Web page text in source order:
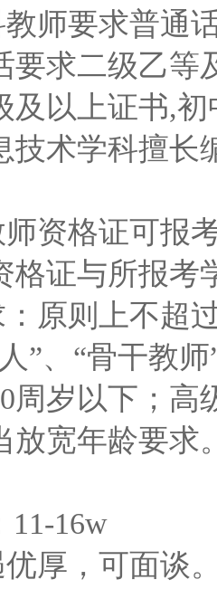
师要求普通
要求二级乙等
及以上证书,
技术学科擅长
资格证可报
格证与所报考
原则上不超
人”、“骨干教
周岁以下；高
放宽年龄要求
11-16w
厚，可面谈